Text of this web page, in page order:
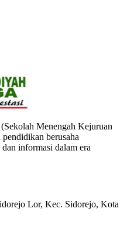
Menengah Kejuruan
berusaha
informasi dalam era
Lor, Kec. Sidorejo, Kota